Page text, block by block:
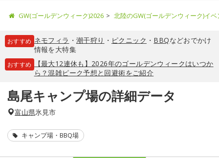
GW(ゴールデンウィーク)2026 北陸のGW(ゴールデンウィーク)イ
おすすめ ネモフィラ ・ 潮干狩り ・ ピクニック ・ BBQなどおでかけ
情報を大特集
おすすめ
【最大12連休も】2026年のゴールデンウィークはいつか
ら？混雑ピーク予想と回避術をご紹介
島尾キャンプ場の詳細データ
富山県氷見市
キャンプ場・BBQ場